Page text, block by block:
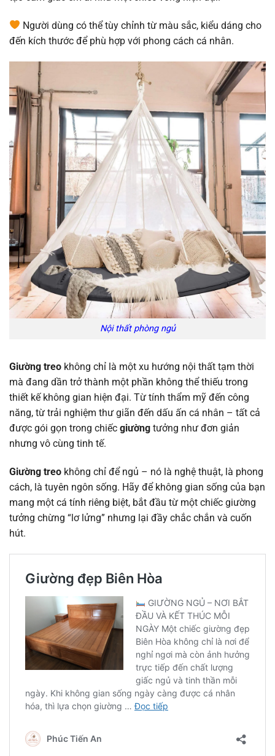
Người dùng có thể tùy chỉnh từ màu sắc, kiểu dáng cho
đến kích thước để phù hợp với phong cách cá nhân.
Nội thất phòng ngủ
Giường treo không chỉ là một xu hướng nội thất tạm thời
mà đang dần trở thành một phần không thể thiếu trong
thiết kế không gian hiện đại. Từ tính thẩm mỹ đến công
năng, từ trải nghiệm thư giãn đến dấu ấn cá nhân – tất cả
được gói gọn trong chiếc giường tưởng như đơn giản
nhưng vô cùng tinh tế.
Giường treo không chỉ để ngủ – nó là nghệ thuật, là phong
cách, là tuyên ngôn sống. Hãy để không gian sống của bạn
mang một cá tính riêng biệt, bắt đầu từ một chiếc giường
tưởng chừng “lơ lửng” nhưng lại đầy chắc chắn và cuốn
hút.